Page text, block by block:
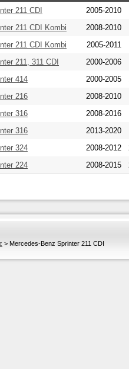
211 CDI
2005-2010
211 CDI Kombi
2008-2010
211 CDI Kombi
2005-2011
211, 311 CDI
2000-2006
414 2000-2005
216 2008-2010
316 2008-2016
316 2013-2020
324 2008-2012
224 2008-2015
> Mercedes-Benz Sprinter 211 CDI